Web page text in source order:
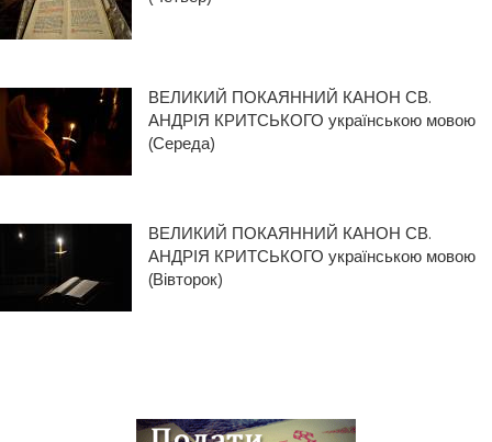
ВЕЛИКИЙ ПОКАЯННИЙ КАНОН СВ.
АНДРІЯ КРИТСЬКОГО українською мовою
(Середа)
ВЕЛИКИЙ ПОКАЯННИЙ КАНОН СВ.
АНДРІЯ КРИТСЬКОГО українською мовою
(Вівторок)